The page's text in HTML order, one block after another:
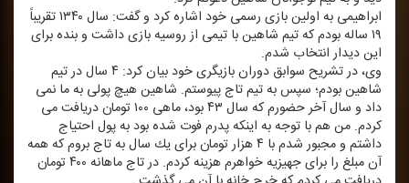
ابراهیمی به اولین بازی رسمی خود اشاره كرد و گفت: سال ۱۳۴۰ تقریباً
۱۹ ساله بودم كه تیم شاهین با تیمی از روسیه بازی داشت و بنده برای
این دیدار انتخاب شدم.
وی، در تشریح سوابق دوران بازیگری خود بیان كرد: ۴ سال در تیم
شاهین بودم؛ سپس به تیم تاج پیوستم. شاهین هیچ پولی به ما نمی
داد و سال آخر حضورم كه سال ۴۳ بود، ماهی ۱۰۰ تومان دریافت می
كردم. من هم با توجه به اینكه پدرم فوت شده بود به پول احتیاج
داشتم و مجبور شدم با ۴ هزار تومان برای یك سال به تاج بروم كه همه
آن مبلغ را برای جهیزیه خواهرم هزینه كردم. در تاج ماهانه ۴۰۰ تومان